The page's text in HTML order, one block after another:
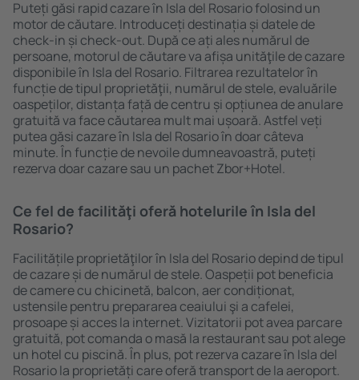
Puteți găsi rapid cazare în Isla del Rosario folosind un
motor de căutare. Introduceți destinația și datele de
check-in și check-out. După ce ați ales numărul de
persoane, motorul de căutare va afișa unităţile de cazare
disponibile în Isla del Rosario. Filtrarea rezultatelor în
funcție de tipul proprietăţii, numărul de stele, evaluările
oaspeților, distanța față de centru și opțiunea de anulare
gratuită va face căutarea mult mai ușoară. Astfel veți
putea găsi cazare în Isla del Rosario în doar câteva
minute. În funcție de nevoile dumneavoastră, puteți
rezerva doar cazare sau un pachet Zbor+Hotel.
Ce fel de facilităţi oferă hotelurile în Isla del
Rosario?
Facilitățile proprietăţilor în Isla del Rosario depind de tipul
de cazare și de numărul de stele. Oaspeții pot beneficia
de camere cu chicinetă, balcon, aer condiționat,
ustensile pentru prepararea ceaiului şi a cafelei,
prosoape și acces la internet. Vizitatorii pot avea parcare
gratuită, pot comanda o masă la restaurant sau pot alege
un hotel cu piscină. În plus, pot rezerva cazare în Isla del
Rosario la proprietăți care oferă transport de la aeroport.